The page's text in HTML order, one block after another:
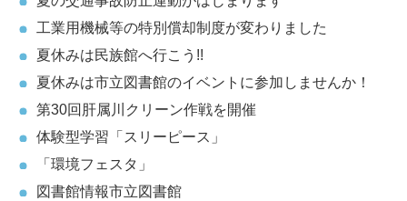
工業用機械等の特別償却制度が変わりました
夏休みは民族館へ行こう!!
夏休みは市立図書館のイベントに参加しませんか！
第30回肝属川クリーン作戦を開催
体験型学習「スリーピース」
「環境フェスタ」
図書館情報市立図書館